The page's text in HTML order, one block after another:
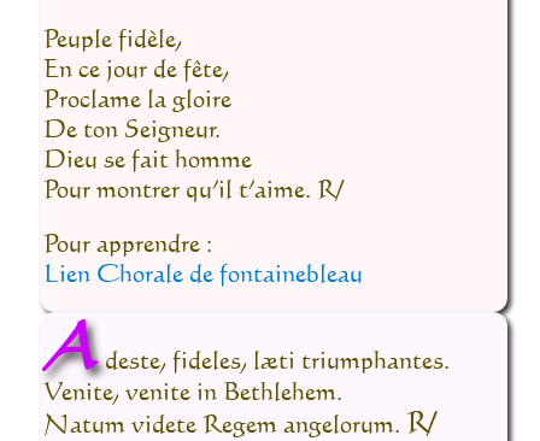
Peuple fidèle,
En ce jour de fête,
Proclame la gloire
De ton Seigneur.
Dieu se fait homme
Pour montrer qu’il t’aime. R/
Pour apprendre :
Lien Chorale de fontainebleau
A deste, fideles, læti triumphantes.
Venite, venite in Bethlehem.
Natum videte Regem angelorum. R/